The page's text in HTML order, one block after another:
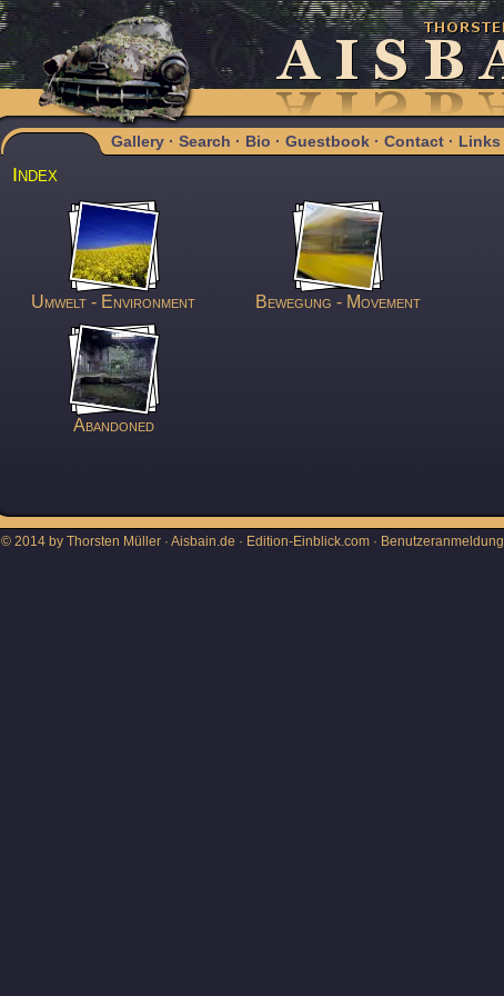
Gallery · Search · Bio · Guestbook · Contact · Links
Index
Umwelt - Environment Bewegung - Movement
Abandoned
© 2014 by Thorsten Müller · Aisbain.de · Edition-Einblick.com · Benutzeranmeldung